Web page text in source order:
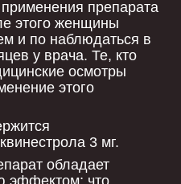
препарата
этого женщины
и по наблюдаться в
у врача. Те, кто
осмотры
этого
3 мг.
обладает
эффектом; что